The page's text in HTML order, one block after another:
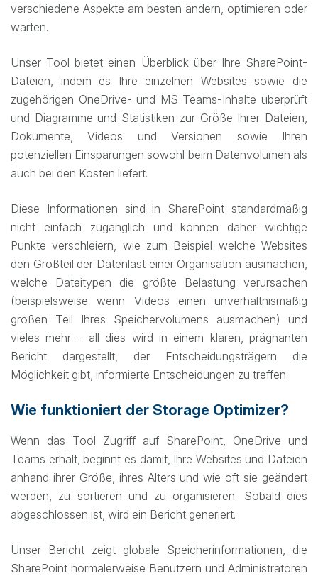
verschiedene Aspekte am besten ändern, optimieren oder
warten.
Unser Tool bietet einen Überblick über Ihre SharePoint-
Dateien, indem es Ihre einzelnen Websites sowie die
zugehörigen OneDrive- und MS Teams-Inhalte überprüft
und Diagramme und Statistiken zur Größe Ihrer Dateien,
Dokumente, Videos und Versionen sowie Ihren
potenziellen Einsparungen sowohl beim Datenvolumen als
auch bei den Kosten liefert.
Diese Informationen sind in SharePoint standardmäßig
nicht einfach zugänglich und können daher wichtige
Punkte verschleiern, wie zum Beispiel welche Websites
den Großteil der Datenlast einer Organisation ausmachen,
welche Dateitypen die größte Belastung verursachen
(beispielsweise wenn Videos einen unverhältnismäßig
großen Teil Ihres Speichervolumens ausmachen) und
vieles mehr – all dies wird in einem klaren, prägnanten
Bericht dargestellt, der Entscheidungsträgern die
Möglichkeit gibt, informierte Entscheidungen zu treffen.
Wie funktioniert der Storage Optimizer?
Wenn das Tool Zugriff auf SharePoint, OneDrive und
Teams erhält, beginnt es damit, Ihre Websites und Dateien
anhand ihrer Größe, ihres Alters und wie oft sie geändert
werden, zu sortieren und zu organisieren. Sobald dies
abgeschlossen ist, wird ein Bericht generiert.
Unser Bericht zeigt globale Speicherinformationen, die
SharePoint normalerweise Benutzern und Administratoren